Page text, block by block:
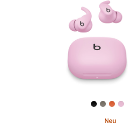
Neu